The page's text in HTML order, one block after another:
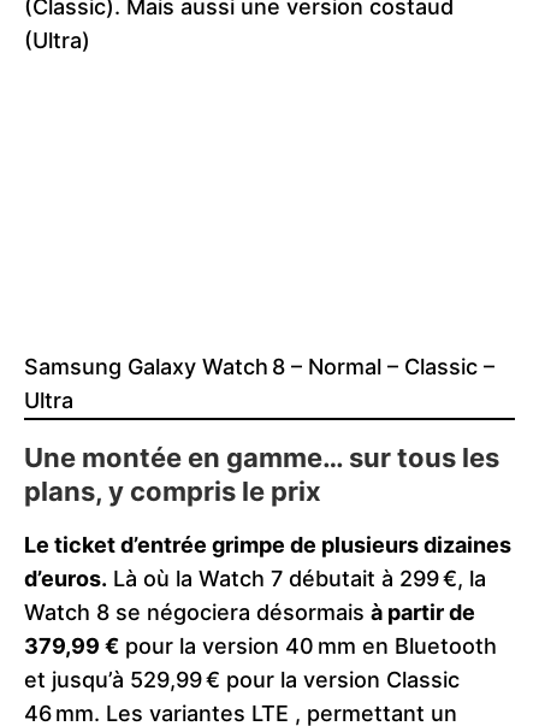
(Classic). Mais aussi une version costaud
(Ultra)
Samsung Galaxy Watch 8 – Normal – Classic –
Ultra
Une montée en gamme… sur tous les
plans, y compris le prix
Le ticket d’entrée grimpe de plusieurs dizaines
d’euros. Là où la Watch 7 débutait à 299 €, la
Watch 8 se négociera désormais à partir de
379,99 € pour la version 40 mm en Bluetooth
et jusqu’à 529,99 € pour la version Classic
46 mm. Les variantes LTE , permettant un